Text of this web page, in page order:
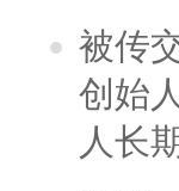
被传
创始
人长